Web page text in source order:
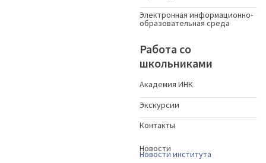
Электронная информационно-
образовательная среда
Работа со
школьниками
Академия ИНК
Экскурсии
Контакты
Новости
Новости института